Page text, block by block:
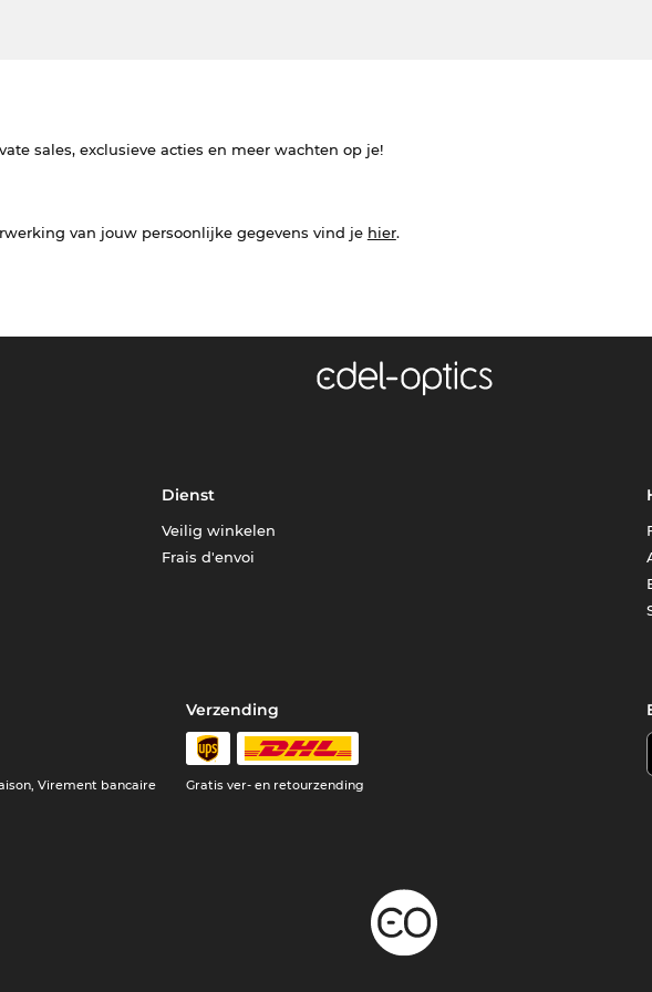
sales, exclusieve acties en meer wachten op je!
van jouw persoonlijke gegevens vind je hier.
Dienst
Veilig winkelen
Frais d'envoi
Virement bancaire
Verzending
Gratis ver- en retourzending